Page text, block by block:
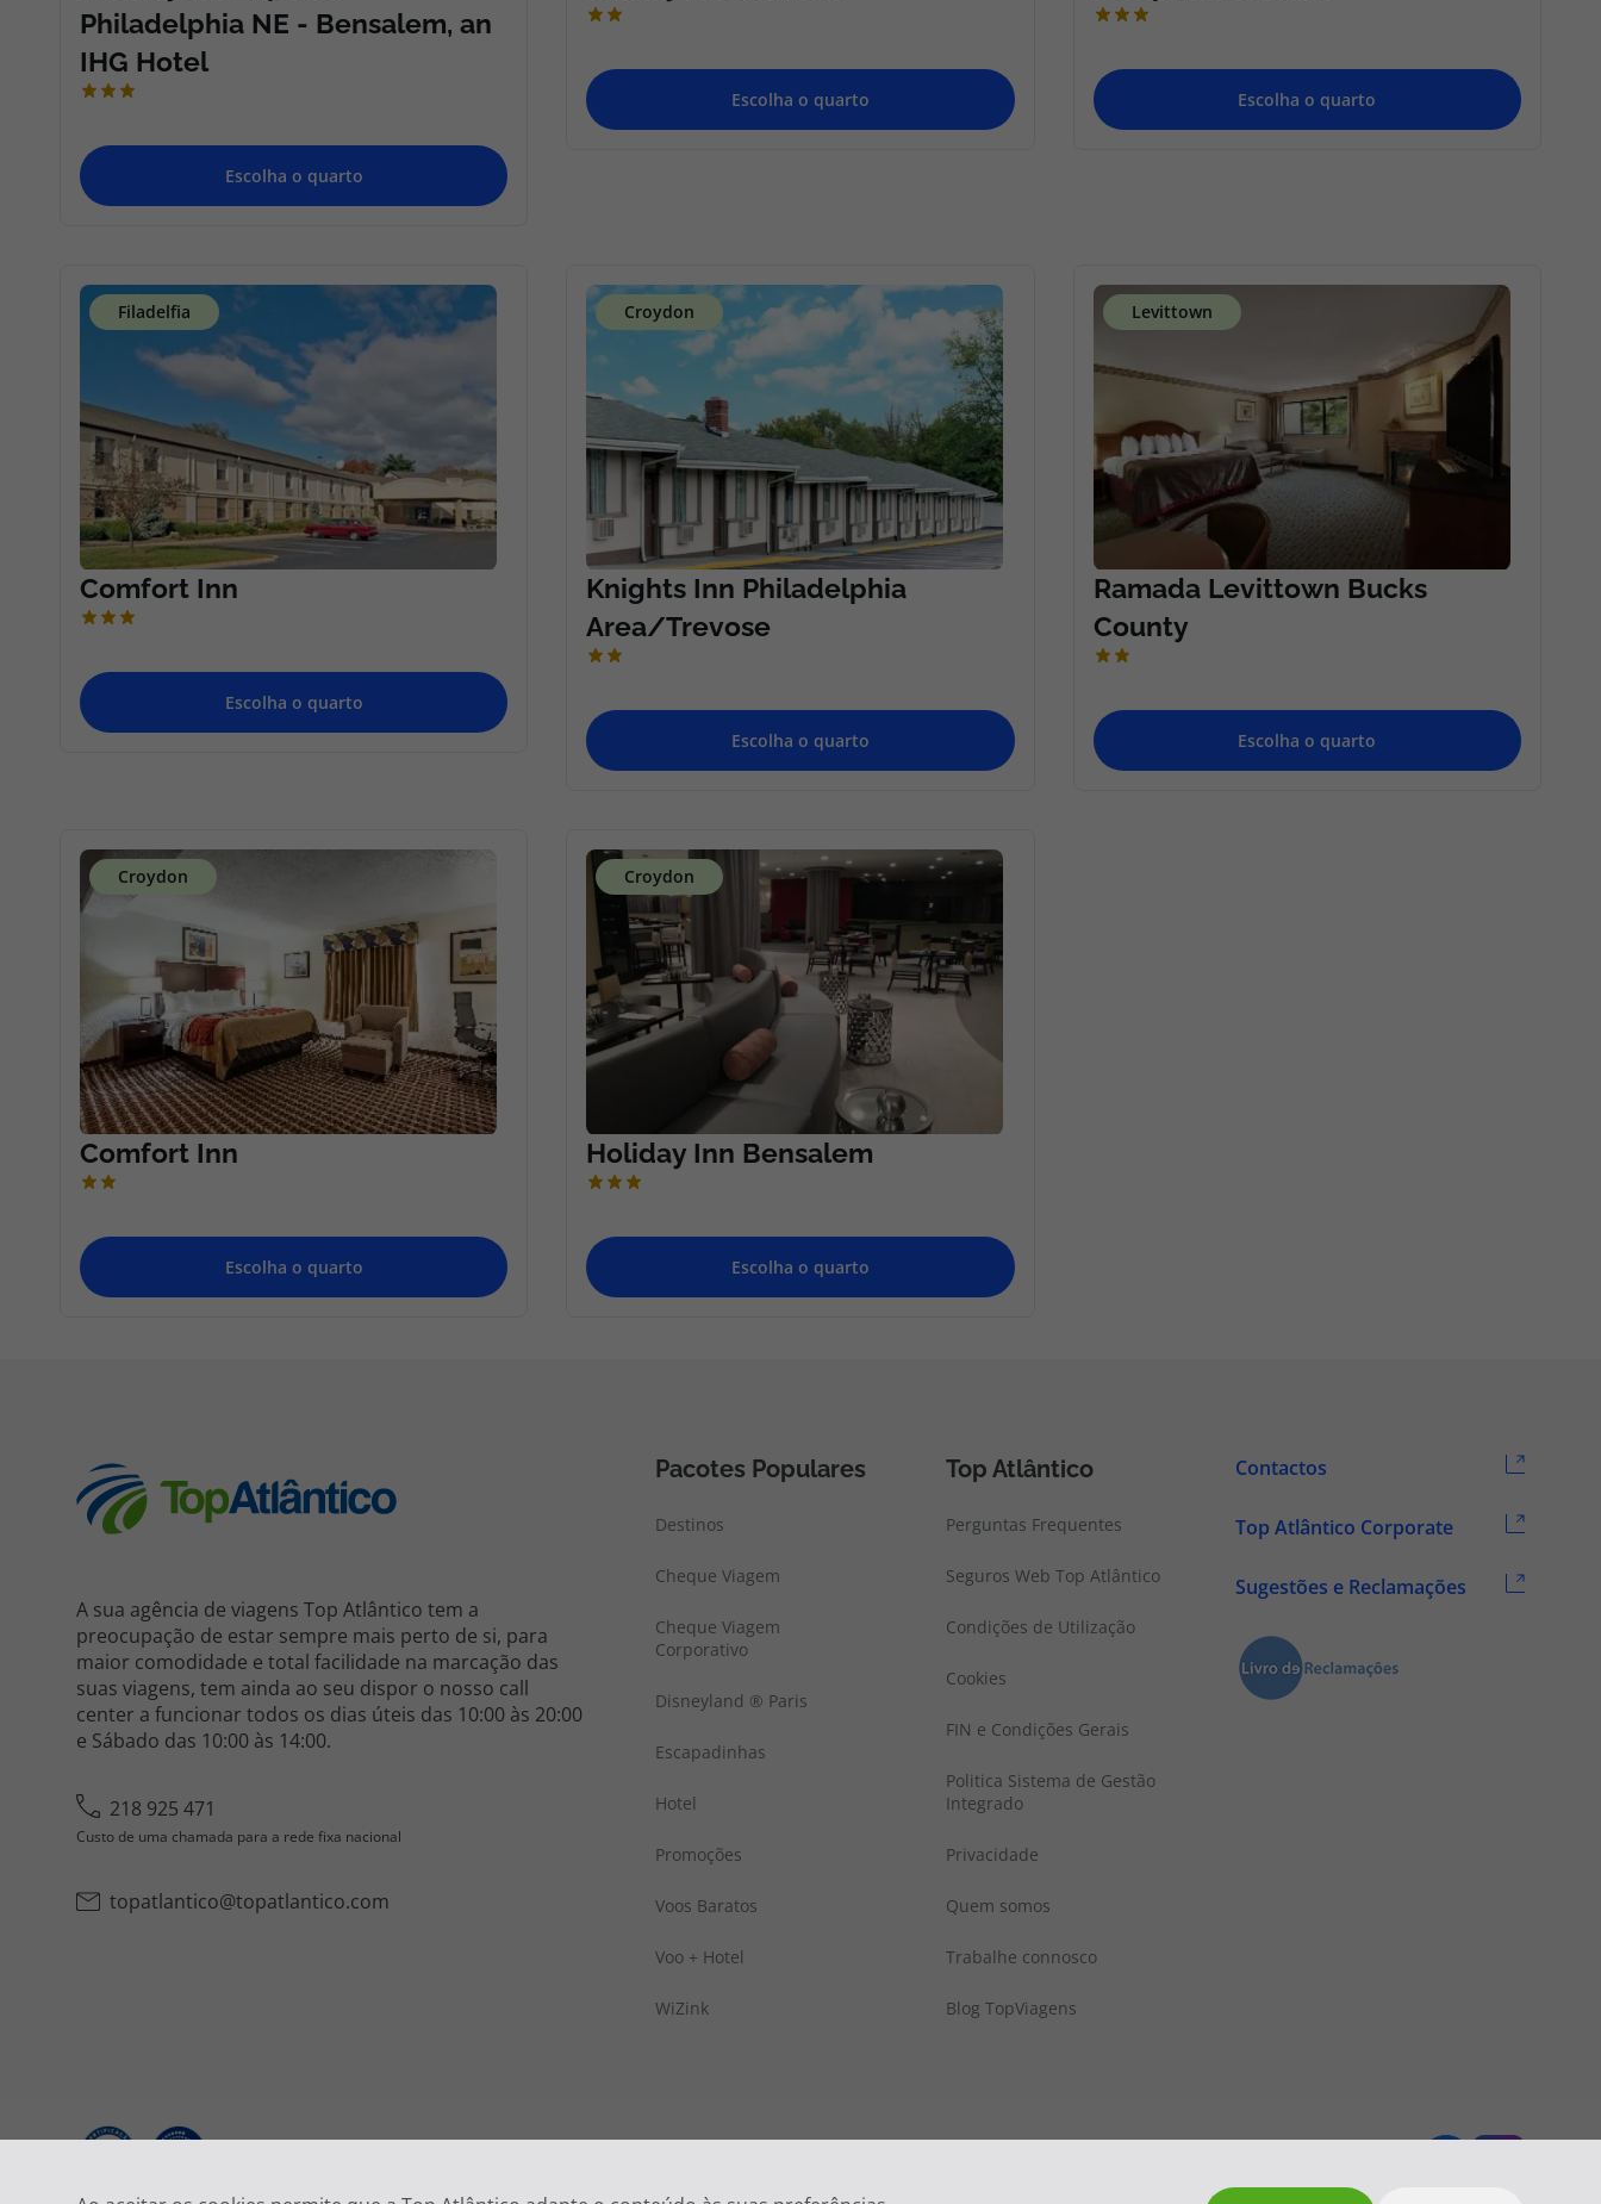
A sua agência de viagens Top Atlântico tem a
preocupação de estar sempre mais perto de si, para
maior comodidade e total facilidade na marcação das
suas viagens, tem ainda ao seu dispor o nosso call
center a funcionar todos os dias úteis das 10:00 às 20:00
e Sábado das 10:00 às 14:00.
218 925 471
Custo de uma chamada para a rede fixa nacional
topatlantico@topatlantico.com
Pacotes Populares
Destinos
Cheque Viagem
Cheque Viagem
Corporativo
Disneyland ® Paris
Escapadinhas
Hotel
Promoções
Voos Baratos
Voo + Hotel
WiZink
Top Atlântico
Perguntas Frequentes
Seguros Web Top Atlântico
Condições de Utilização
Cookies
FIN e Condições Gerais
Politica Sistema de Gestão
Integrado
Privacidade
Quem somos
Trabalhe connosco
Blog TopViagens
Contactos
Top Atlântico Corporate
Sugestões e Reclamações